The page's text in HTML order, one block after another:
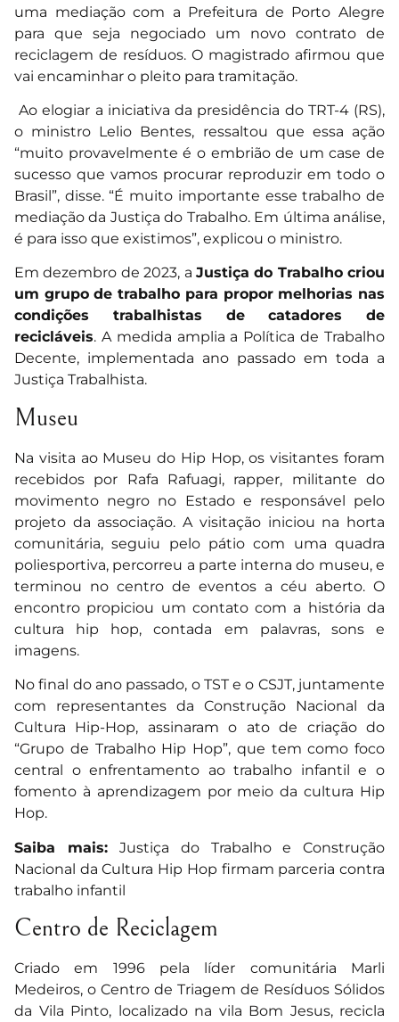
uma mediação com a Prefeitura de Porto Alegre
para que seja negociado um novo contrato de
reciclagem de resíduos. O magistrado afirmou que
vai encaminhar o pleito para tramitação.
Ao elogiar a iniciativa da presidência do TRT-4 (RS),
o ministro Lelio Bentes, ressaltou que essa ação
“muito provavelmente é o embrião de um case de
sucesso que vamos procurar reproduzir em todo o
Brasil”, disse. “É muito importante esse trabalho de
mediação da Justiça do Trabalho. Em última análise,
é para isso que existimos”, explicou o ministro.
Em dezembro de 2023, a Justiça do Trabalho criou
um grupo de trabalho para propor melhorias nas
condições trabalhistas de catadores de
recicláveis. A medida amplia a Política de Trabalho
Decente, implementada ano passado em toda a
Justiça Trabalhista.
Museu
Na visita ao Museu do Hip Hop, os visitantes foram
recebidos por Rafa Rafuagi, rapper, militante do
movimento negro no Estado e responsável pelo
projeto da associação. A visitação iniciou na horta
comunitária, seguiu pelo pátio com uma quadra
poliesportiva, percorreu a parte interna do museu, e
terminou no centro de eventos a céu aberto. O
encontro propiciou um contato com a história da
cultura hip hop, contada em palavras, sons e
imagens.
No final do ano passado, o TST e o CSJT, juntamente
com representantes da Construção Nacional da
Cultura Hip-Hop, assinaram o ato de criação do
“Grupo de Trabalho Hip Hop”, que tem como foco
central o enfrentamento ao trabalho infantil e o
fomento à aprendizagem por meio da cultura Hip
Hop.
Saiba mais:Justiça do Trabalho e Construção
Nacional da Cultura Hip Hop firmam parceria contra
trabalho infantil
Centro de Reciclagem
Criado em 1996 pela líder comunitária Marli
Medeiros, o Centro de Triagem de Resíduos Sólidos
da Vila Pinto, localizado na vila Bom Jesus, recicla